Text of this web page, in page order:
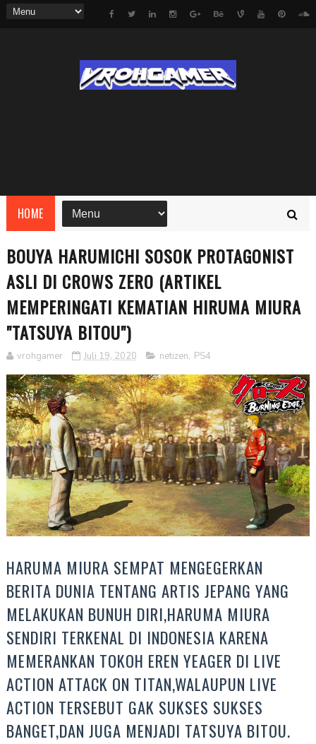
HOME
BOUYA HARUMICHI SOSOK PROTAGONIST
ASLI DI CROWS ZERO (ARTIKEL
MEMPERINGATI KEMATIAN HIRUMA MIURA
"TATSUYA BITOU")
vrohgamer Juli 19, 2020 netizen, PS4
HARUMA MIURA SEMPAT MENGEGERKAN
BERITA DUNIA TENTANG ARTIS JEPANG YANG
MELAKUKAN BUNUH DIRI,HARUMA MIURA
SENDIRI TERKENAL DI INDONESIA KARENA
MEMERANKAN TOKOH EREN YEAGER DI LIVE
ACTION ATTACK ON TITAN,WALAUPUN LIVE
ACTION TERSEBUT GAK SUKSES SUKSES
BANGET,DAN JUGA MENJADI TATSUYA BITOU.